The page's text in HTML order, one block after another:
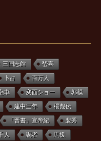
三国志館 嵆喜
卜占 百万人
車 変面ショー 郭模
建中三年 楊彪伝
「晋書」宣帝紀 裴秀
人 謁者 馬援